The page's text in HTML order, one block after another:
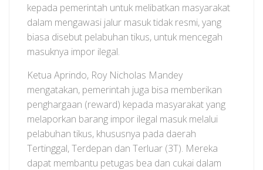
kepada pemerintah untuk melibatkan masyarakat
dalam mengawasi jalur masuk tidak resmi, yang
biasa disebut pelabuhan tikus, untuk mencegah
masuknya impor ilegal.
Ketua Aprindo, Roy Nicholas Mandey
mengatakan, pemerintah juga bisa memberikan
penghargaan (reward) kepada masyarakat yang
melaporkan barang impor ilegal masuk melalui
pelabuhan tikus, khususnya pada daerah
Tertinggal, Terdepan dan Terluar (3T). Mereka
dapat membantu petugas bea dan cukai dalam